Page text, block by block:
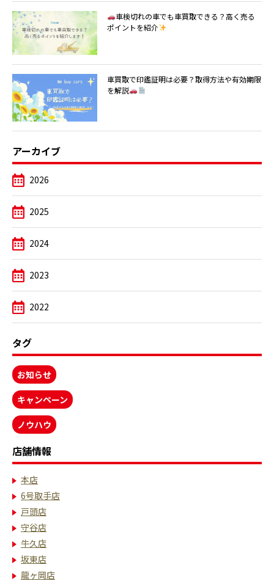
車検切れの車でも車買取できる？高く売る
ポイントを紹介
車買取で印鑑証明は必要？取得方法や有効期限
を解説
アーカイブ
2026
2025
2024
2023
2022
タグ
お知らせ
キャンペーン
ノウハウ
店舗情報
本店
6号取手店
戸頭店
守谷店
牛久店
坂東店
龍ヶ岡店